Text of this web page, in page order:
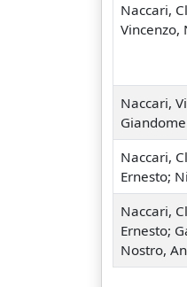
Naccari,
Vincenzo,
Naccari,
Naccari,
Ernesto;
Naccari,
Ernesto;
Nostro,